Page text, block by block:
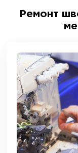
Ремонт